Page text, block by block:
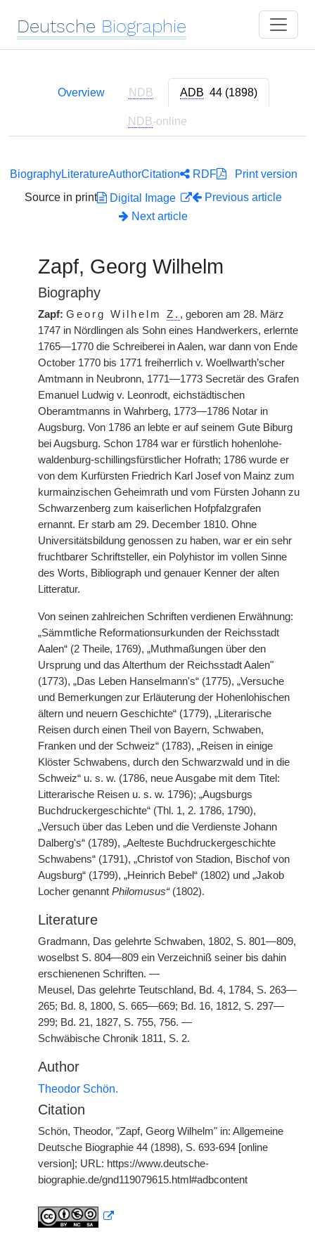
Deutsche Biographie
Overview NDB ADB 44 (1898)
NDB-online
BiographyLiteratureAuthorCitation RDF
Print version
Source in print
Digital Image
Previous article
Next article
Zapf, Georg Wilhelm
Biography
Zapf: Georg Wilhelm Z. , geboren am 28. März
1747 in Nördlingen als Sohn eines Handwerkers, erlernte
1765—1770 die Schreiberei in Aalen, war dann von Ende
October 1770 bis 1771 freiherrlich v. Woellwarth’scher
Amtmann in Neubronn, 1771—1773 Secretär des Grafen
Emanuel Ludwig v. Leonrodt, eichstädtischen
Oberamtmanns in Wahrberg, 1773—1786 Notar in
Augsburg. Von 1786 an lebte er auf seinem Gute Biburg
bei Augsburg. Schon 1784 war er fürstlich hohenlohe-
waldenburg-schillingsfürstlicher Hofrath; 1786 wurde er
von dem Kurfürsten Friedrich Karl Josef von Mainz zum
kurmainzischen Geheimrath und vom Fürsten Johann zu
Schwarzenberg zum kaiserlichen Hofpfalzgrafen
ernannt. Er starb am 29. December 1810. Ohne
Universitätsbildung genossen zu haben, war er ein sehr
fruchtbarer Schriftsteller, ein Polyhistor im vollen Sinne
des Worts, Bibliograph und genauer Kenner der alten
Litteratur.
Von seinen zahlreichen Schriften verdienen Erwähnung:
„Sämmtliche Reformationsurkunden der Reichsstadt
Aalen“ (2 Theile, 1769), „Muthmaßungen über den
Ursprung und das Alterthum der Reichsstadt Aalen"
(1773), „Das Leben Hanselmann's“ (1775), „Versuche
und Bemerkungen zur Erläuterung der Hohenlohischen
ältern und neuern Geschichte“ (1779), „Literarische
Reisen durch einen Theil von Bayern, Schwaben,
Franken und der Schweiz“ (1783), „Reisen in einige
Klöster Schwabens, durch den Schwarzwald und in die
Schweiz“ u. s. w. (1786, neue Ausgabe mit dem Titel:
Litterarische Reisen u. s. w. 1796); „Augsburgs
Buchdruckergeschichte“ (Thl. 1, 2. 1786, 1790),
„Versuch über das Leben und die Verdienste Johann
Dalberg's“ (1789), „Aelteste Buchdruckergeschichte
Schwabens“ (1791), „Christof von Stadion, Bischof von
Augsburg“ (1799), „Heinrich Bebel“ (1802) und „Jakob
Locher genannt Philomusus“(1802).
Literature
Gradmann, Das gelehrte Schwaben, 1802, S. 801—809,
woselbst S. 804—809 ein Verzeichniß seiner bis dahin
erschienenen Schriften. —
Meusel, Das gelehrte Teutschland, Bd. 4, 1784, S. 263—
265; Bd. 8, 1800, S. 665—669; Bd. 16, 1812, S. 297—
299; Bd. 21, 1827, S. 755, 756. —
Schwäbische Chronik 1811, S. 2.
Author
Theodor Schön.
Citation
Schön, Theodor, "Zapf, Georg Wilhelm" in: Allgemeine
Deutsche Biographie 44 (1898), S. 693-694 [online
version]; URL: https://www.deutsche-
biographie.de/gnd119079615.html#adbcontent